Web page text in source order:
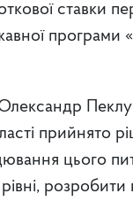
ставки
програми
прийнято
цього
розробити